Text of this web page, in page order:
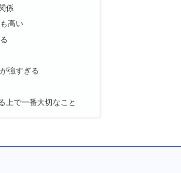
係
高い
強すぎる
上で一番大切なこと